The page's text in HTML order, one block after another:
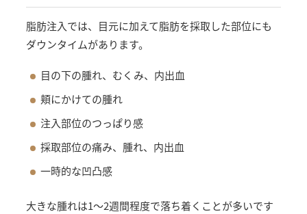
脂肪注入では、目元に加えて脂肪を採取した部位にも
ダウンタイムがあります。
目の下の腫れ、むくみ、内出血
頬にかけての腫れ
注入部位のつっぱり感
採取部位の痛み、腫れ、内出血
一時的な凹凸感
大きな腫れは1〜2週間程度で落ち着くことが多いです